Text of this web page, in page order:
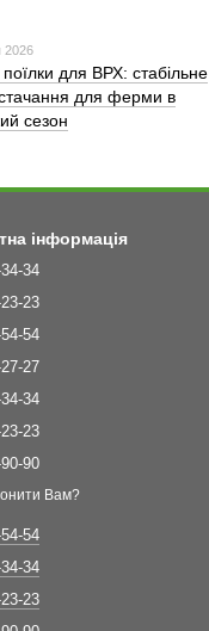
2026
поїлки для ВРХ: стабільне
для ферми в
сезон
інформація
34
23
54
27
34
23
90
Вам?
54
34
23